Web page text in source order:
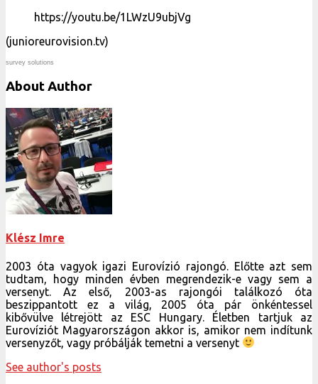
https://youtu.be/1LWzU9ubjVg
(junioreurovision.tv)
survey solutions
About Author
Klész Imre
2003 óta vagyok igazi Eurovízió rajongó. Előtte azt sem
tudtam, hogy minden évben megrendezik-e vagy sem a
versenyt. Az első, 2003-as rajongói találkozó óta
beszippantott ez a világ, 2005 óta pár önkéntessel
kibővülve létrejött az ESC Hungary. Életben tartjuk az
Eurovíziót Magyarországon akkor is, amikor nem indítunk
versenyzőt, vagy próbálják temetni a versenyt
See author's posts